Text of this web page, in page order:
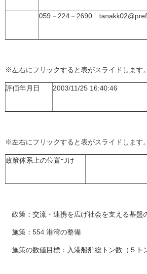
059－224－2690
※左右にフリックすると表がスライドします。
評価年月日 2003/11/25 16:40:46
※左右にフリックすると表がスライドします。
政策体系上の位置づけ
政策：交流・連携を広げ社会を支える基盤
施策：554 港湾の整備
施策の数値目標：入港船舶総トン数（５ト